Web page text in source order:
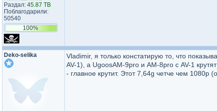
Раздал: 45.87 TB
Поблагодарили:
50540
100%
Deko-selika
Vladimir, я только констатирую то, что
AV-1), а UgoosAM-9pro и AM-8pro с AV-1
- главное крутит. Этот 7,64g четче чем